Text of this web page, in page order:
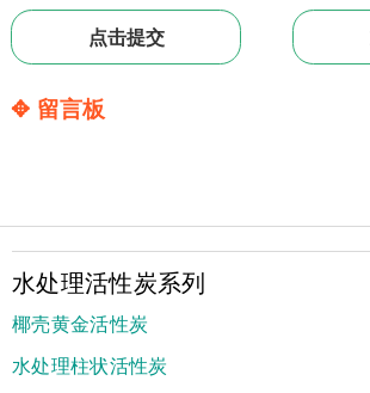
✥ 留言板
水处理活性炭系列
椰壳黄金活性炭
水处理柱状活性炭